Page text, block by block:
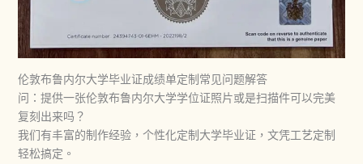
伦敦布鲁内尔大学毕业证成绩单定制常见问题解答
问：提供一张伦敦布鲁内尔大学学位证照片或是扫描件可以完美
复刻出来吗？
我们有丰富的制作经验，个性化定制大学毕业证，文凭工艺定制
轻松搞定。